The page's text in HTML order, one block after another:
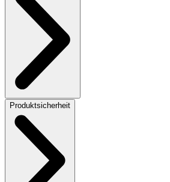
Produktsicherheit